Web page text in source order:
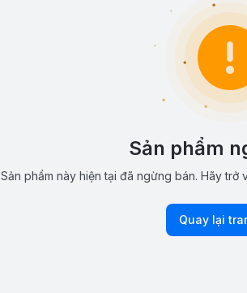
Sản phẩm
Sản phẩm này hiện tại đã ngừng bán. Hãy trở
Quay lại